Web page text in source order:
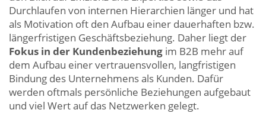
Durchlaufen von internen Hierarchien länger und hat
als Motivation oft den Aufbau einer dauerhaften bzw.
längerfristigen Geschäftsbeziehung. Daher liegt der
Fokus in der Kundenbeziehung im B2B mehrauf
dem Aufbau einer vertrauensvollen, langfristigen
Bindung des Unternehmens als Kunden. Dafür
werden oftmals persönliche Beziehungen aufgebaut
und viel Wert auf das Netzwerken gelegt.